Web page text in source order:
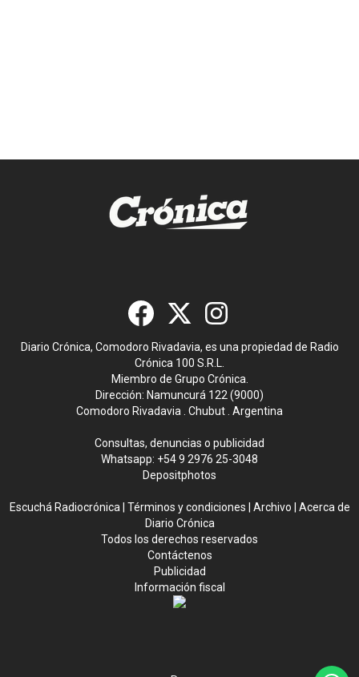
Diario Crónica, Comodoro Rivadavia, es una propiedad de Radio
Crónica 100 S.R.L.
Miembro de Grupo Crónica.
Dirección: Namuncurá 122 (9000)
Comodoro Rivadavia . Chubut . Argentina
Consultas, denuncias o publicidad
Whatsapp: +54 9 2976 25-3048
Depositphotos
Escuchá Radiocrónica Términos y condiciones Archivo
Acerca de
Diario Crónica
Todos los derechos reservados
Contáctenos
Publicidad
Información fiscal